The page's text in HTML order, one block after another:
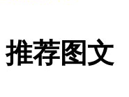
推荐图文